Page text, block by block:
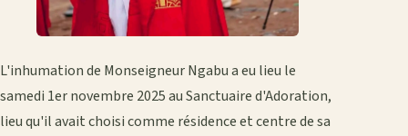
L'inhumation de Monseigneur Ngabu a eu lieu le
samedi 1er novembre 2025 au Sanctuaire d'Adoration,
lieu qu'il avait choisi comme résidence et centre de sa